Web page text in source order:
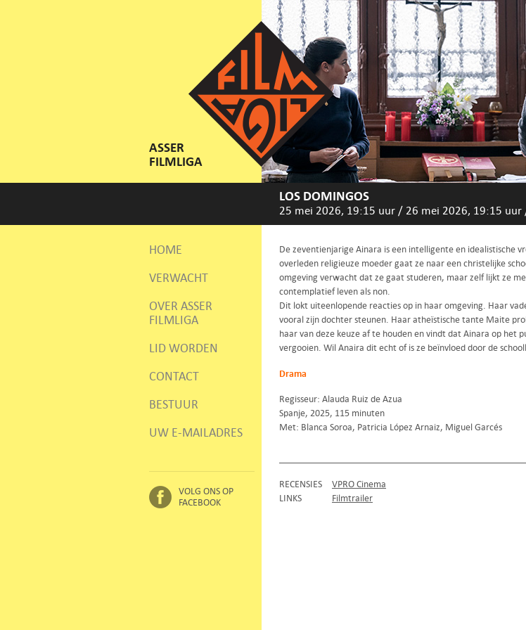
ASSER
FILMLIGA
LOS DOMINGOS
25 mei 2026, 19:15 uur / 26 mei 2026, 19:15 uur
HOME
VERWACHT
OVER ASSER
FILMLIGA
LID WORDEN
CONTACT
BESTUUR
UW E-MAILADRES
VOLG ONS OP
FACEBOOK
De zeventienjarige Ainara is een intelligente en idealistische
overleden religieuze moeder gaat ze naar een christelijke
omgeving verwacht dat ze gaat studeren, maar zelf lijkt ze
contemplatief leven als non.
Dit lokt uiteenlopende reacties op in haar omgeving. Haar
vooral zijn dochter steunen. Haar atheïstische tante Maite
haar van deze keuze af te houden en vindt dat Ainara op het
vergooien. Wil Anaira dit echt of is ze beïnvloed door de
Drama
Regisseur: Alauda Ruiz de Azua
Spanje, 2025, 115 minuten
Met: Blanca Soroa, Patricia López Arnaiz, Miguel Garcés
RECENSIES
VPRO Cinema
LINKS
Filmtrailer